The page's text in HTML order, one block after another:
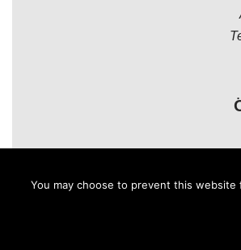
You may choose to prevent this